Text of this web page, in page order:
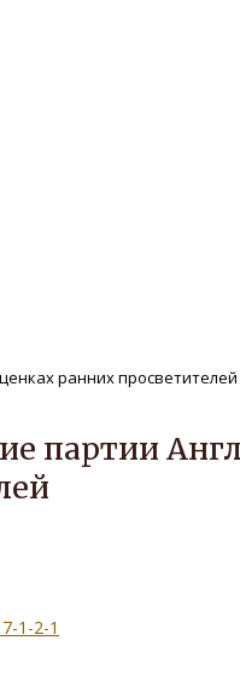
ранних просветителей
партии
1-2-1